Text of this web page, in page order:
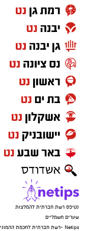
"באותה הזדמנות,
שעוזבים אותנו
החדשים לסגל.
במכבי ראשון
נדבך משמעותי
שאיפה להחזיר
הישראלי
יש לכם מידע חשוב
חדשותי? מצאתם
אותנו
נטיפס רשת חברתית להמלצות
שערים חשמליים
Netips -רשת חברתית לחכמת ההמונים